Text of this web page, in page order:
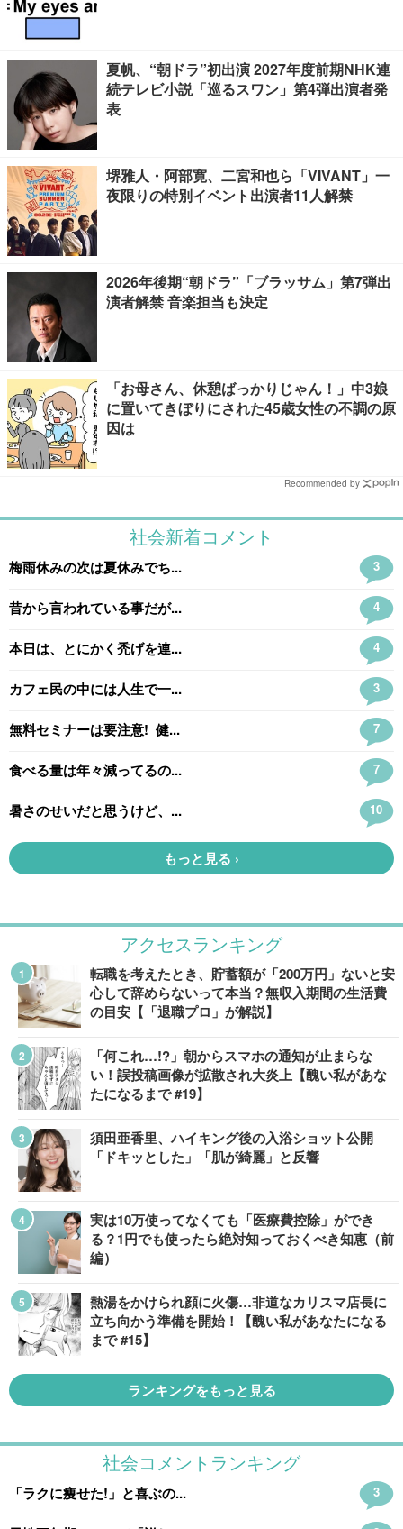
夏帆、“朝ドラ”初出演 2027年度前期NHK連
続テレビ小説「巡るスワン」第4弾出演者発
表
堺雅人・阿部寛、二宮和也ら「VIVANT」一
夜限りの特別イベント出演者11人解禁
2026年後期“朝ドラ”「ブラッサム」第7弾出
演者解禁 音楽担当も決定
「お母さん、休憩ばっかりじゃん！」中3娘
に置いてきぼりにされた45歳女性の不調の原
因は
Recommended by
アクセスランキング
転職を考えたとき、貯蓄額が「200万円」ないと安
心して辞めらないって本当？無収入期間の生活費
の目安【「退職プロ」が解説】
「何これ…!?」朝からスマホの通知が止まらな
い！誤投稿画像が拡散され大炎上【醜い私があな
たになるまで #19】
須田亜香里、ハイキング後の入浴ショット公開
「ドキッとした」「肌が綺麗」と反響
実は10万使ってなくても「医療費控除」ができ
る？1円でも使ったら絶対知っておくべき知恵（前
編）
熱湯をかけられ顔に火傷…非道なカリスマ店長に
立ち向かう準備を開始！【醜い私があなたになる
まで #15】
ランキングをもっと見る